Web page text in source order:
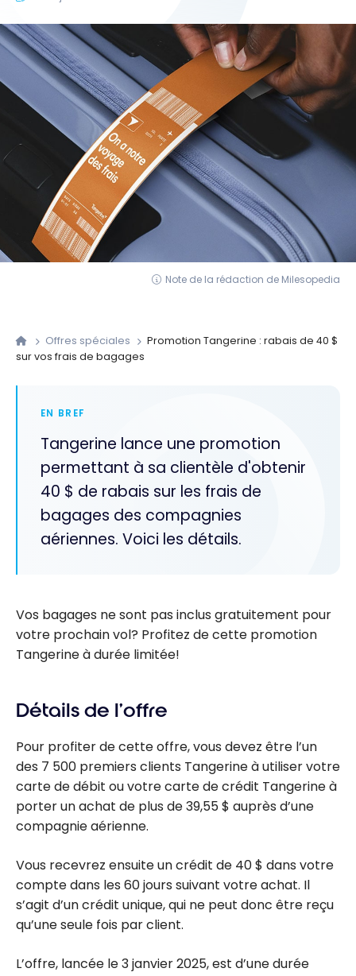
Note de la rédaction de Milesopedia
Offres spéciales
Promotion Tangerine : rabais de 40 $
sur vos frais de bagages
EN BREF
Tangerine lance une promotion
permettant à sa clientèle d'obtenir
40 $ de rabais sur les frais de
bagages des compagnies
aériennes. Voici les détails.
Vos bagages ne sont pas inclus gratuitement pour
votre prochain vol? Profitez de cette promotion
Tangerine à durée limitée!
Détails de l’offre
Pour profiter de cette offre, vous devez être l’un
des 7 500 premiers clients Tangerine à utiliser votre
carte de débit ou votre carte de crédit Tangerine à
porter un achat de plus de 39,55 $ auprès d’une
compagnie aérienne.
Vous recevrez ensuite un crédit de 40 $ dans votre
compte dans les 60 jours suivant votre achat. Il
s’agit d’un crédit unique, qui ne peut donc être reçu
qu’une seule fois par client.
L’offre, lancée le 3 janvier 2025, est d’une durée